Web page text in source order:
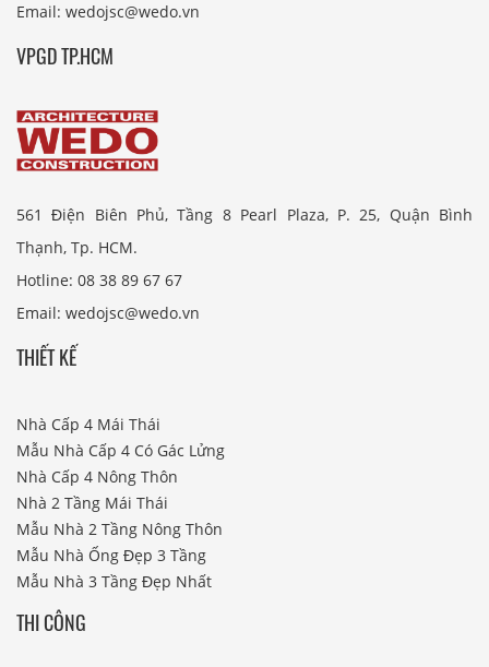
Email: wedojsc@wedo.vn
VPGD TP.HCM
561 Điện Biên Phủ, Tầng 8 Pearl Plaza, P. 25, Quận Bình
Thạnh, Tp. HCM.
Hotline: 08 38 89 67 67
Email: wedojsc@wedo.vn
THIẾT KẾ
Nhà Cấp 4 Mái Thái
Mẫu Nhà Cấp 4 Có Gác Lửng
Nhà Cấp 4 Nông Thôn
Nhà 2 Tầng Mái Thái
Mẫu Nhà 2 Tầng Nông Thôn
Mẫu Nhà Ống Đẹp 3 Tầng
Mẫu Nhà 3 Tầng Đẹp Nhất
THI CÔNG